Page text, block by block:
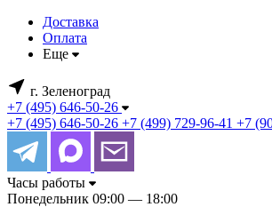
Доставка
Оплата
Еще
г. Зеленоград
+7 (495) 646-50-26
+7 (495) 646-50-26 +7 (499) 729-96-41 +7
Часы работы
Понедельник 09:00 — 18:00